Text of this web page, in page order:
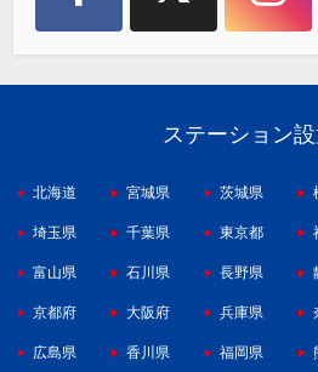
ステーション
北海道 宮城県 茨城県
埼玉県 千葉県 東京都
富山県 石川県 長野県
京都府 大阪府 兵庫県
広島県 香川県 福岡県